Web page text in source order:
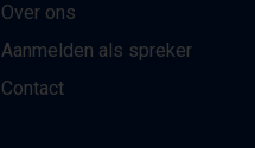
Over ons
Aanmelden als spreker
Contact